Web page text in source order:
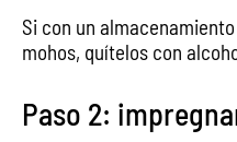
Si con un
mohos, quítelos con
Paso 2: